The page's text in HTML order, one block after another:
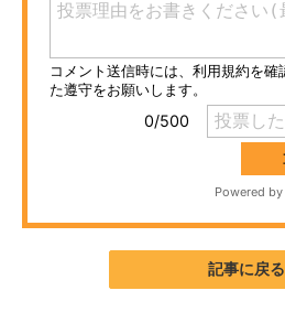
スマホと通信の最新トレンド
進化するPCとデバイスの未来
好きが集まる 比べて選べる
記事に戻る